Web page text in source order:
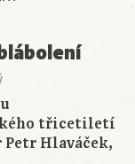
třicetiletí
Petr Hlaváček,